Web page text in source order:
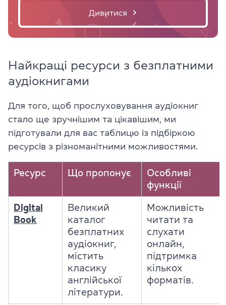
Дивитися
Найкращі ресурси з безплатними
аудіокнигами
Для того, щоб прослуховування аудіокниг
стало ще зручнішим та цікавішим, ми
підготували для вас таблицю із підбіркою
ресурсів з різноманітними можливостями.
Ресурс Що пропонує
Особливі
функції
Digital
Book
Великий
каталог
безплатних
аудіокниг,
містить
класику
англійської
літератури.
Можливість
читати та
слухати
онлайн,
підтримка
кількох
форматів.